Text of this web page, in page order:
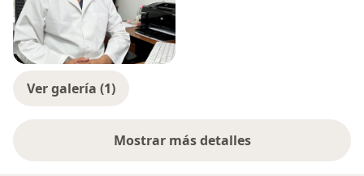
Ver galería (1)
Mostrar más detalles
sobre la experiencia